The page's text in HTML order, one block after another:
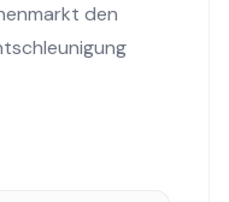
den